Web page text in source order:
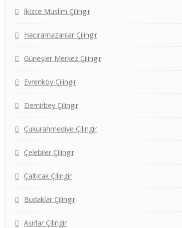
İkizce Müslim Çilingir
Hacıramazanlar Çilingir
Güneşler Merkez Çilingir
Evrenköy Çilingir
Demirbey Çilingir
Çukurahmediye Çilingir
Çelebiler Çilingir
Çaltıcak Çilingir
Budaklar Çilingir
Aşırlar Çilingir